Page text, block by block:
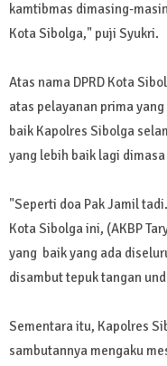
kamtibmas dimasing-
Kota Sibolga," puji Syukri.
Atas nama DPRD Kota
atas pelayanan prima
baik Kapolres Sibolga
yang lebih baik lagi
"Seperti doa Pak Jamil
Kota Sibolga ini, (AKBP
yang baik yang ada
disambut tepuk tangan
Sementara itu, Kapolres
sambutannya mengaku